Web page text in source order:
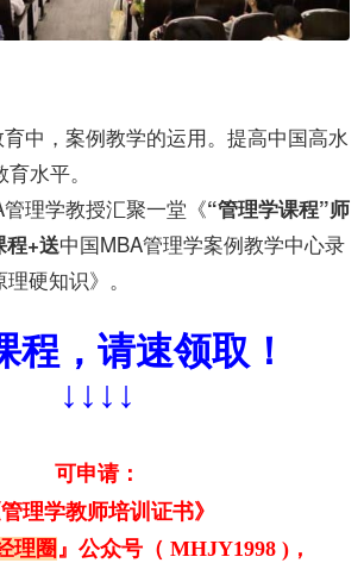
中，案例教学的运用。提高中国高水
水平。
理学教授汇聚一堂《“管理学课程”师
程+送中国MBA管理学案例教学中心录
硬知识》。
程，请速领取！
↓↓↓↓
可申请：
管理学教师培训证书》
理圈 』公众号（ MHJY1998 )，